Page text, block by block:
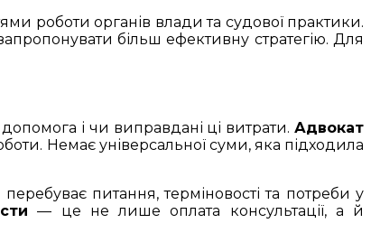
роботи органів влади та судової практики.
більш ефективну стратегію. Для
і чи виправдані ці витрати. Адвокат
Немає універсальної суми, яка підходила
перебуває питання, терміновості та потреби у
— це не лише оплата консультації, а й